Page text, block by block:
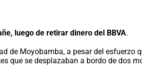
luego de retirar dinero del BBVA.
de Moyobamba, a pesar del
que se desplazaban a bordo de dos